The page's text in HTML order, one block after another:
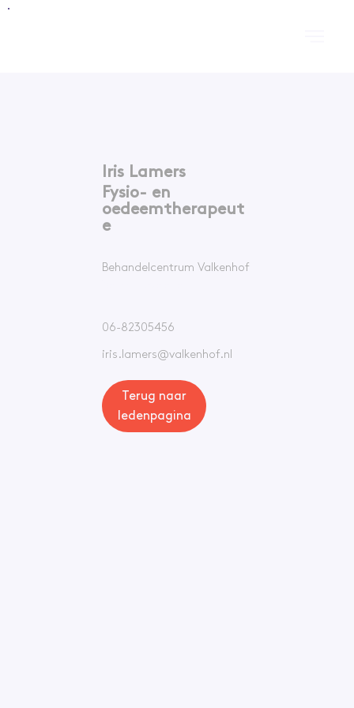
Iris Lamers
Fysio- en
oedeemtherapeut
e
Behandelcentrum Valkenhof
06-82305456
iris.lamers@valkenhof.nl
Terug naar
ledenpagina